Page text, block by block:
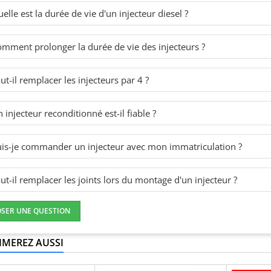
est la durée de vie d'un injecteur diesel ?
prolonger la durée de vie des injecteurs ?
il remplacer les injecteurs par 4 ?
injecteur reconditionné est-il fiable ?
je commander un injecteur avec mon immatriculation ?
il remplacer les joints lors du montage d'un injecteur ?
UNE QUESTION
AUSSI